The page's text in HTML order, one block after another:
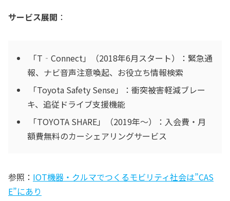
サービス展開 ：
「T‐Connect」（2018年6月スタート）：緊急通
報、ナビ音声注意喚起、お役立ち情報検索
「Toyota Safety Sense」：衝突被害軽減ブレー
キ、追従ドライブ支援機能
「TOYOTA SHARE」（2019年～）：入会費・月
額費無料のカーシェアリングサービス
参照： IOT機器・クルマでつくるモビリティ社会は”CAS
E”にあり